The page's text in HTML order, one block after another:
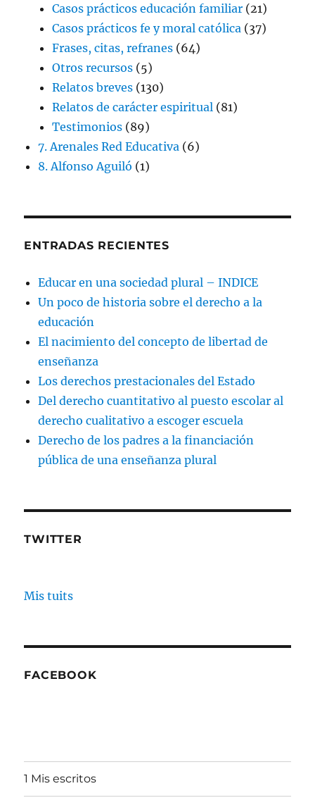
Casos prácticos educación familiar (21)
Casos prácticos fe y moral católica (37)
Frases, citas, refranes (64)
Otros recursos (5)
Relatos breves (130)
Relatos de carácter espiritual (81)
Testimonios (89)
7. Arenales Red Educativa (6)
8. Alfonso Aguiló (1)
ENTRADAS RECIENTES
Educar en una sociedad plural – INDICE
Un poco de historia sobre el derecho a la
educación
El nacimiento del concepto de libertad de
enseñanza
Los derechos prestacionales del Estado
Del derecho cuantitativo al puesto escolar al
derecho cualitativo a escoger escuela
Derecho de los padres a la financiación
pública de una enseñanza plural
TWITTER
Mis tuits
FACEBOOK
1 Mis escritos